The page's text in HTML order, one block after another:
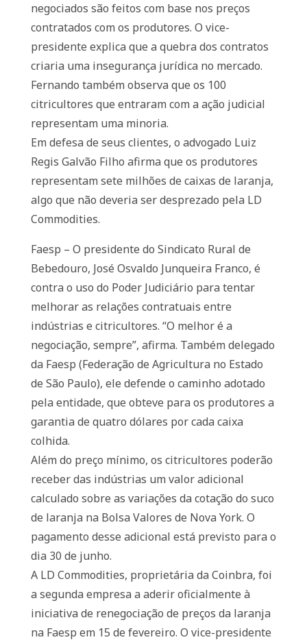
negociados são feitos com base nos preços
contratados com os produtores. O vice-
presidente explica que a quebra dos contratos
criaria uma insegurança jurídica no mercado.
Fernando também observa que os 100
citricultores que entraram com a ação judicial
representam uma minoria.
Em defesa de seus clientes, o advogado Luiz
Regis Galvão Filho afirma que os produtores
representam sete milhões de caixas de laranja,
algo que não deveria ser desprezado pela LD
Commodities.
Faesp – O presidente do Sindicato Rural de
Bebedouro, José Osvaldo Junqueira Franco, é
contra o uso do Poder Judiciário para tentar
melhorar as relações contratuais entre
indústrias e citricultores. “O melhor é a
negociação, sempre”, afirma. Também delegado
da Faesp (Federação de Agricultura no Estado
de São Paulo), ele defende o caminho adotado
pela entidade, que obteve para os produtores a
garantia de quatro dólares por cada caixa
colhida.
Além do preço mínimo, os citricultores poderão
receber das indústrias um valor adicional
calculado sobre as variações da cotação do suco
de laranja na Bolsa Valores de Nova York. O
pagamento desse adicional está previsto para o
dia 30 de junho.
A LD Commodities, proprietária da Coinbra, foi
a segunda empresa a aderir oficialmente à
iniciativa de renegociação de preços da laranja
na Faesp em 15 de fevereiro. O vice-presidente